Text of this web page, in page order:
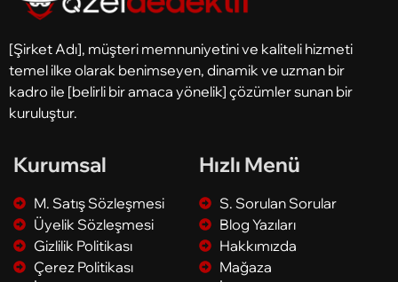
[Şirket Adı], müşteri memnuniyetini ve kaliteli hizmeti
temel ilke olarak benimseyen, dinamik ve uzman bir
kadro ile [belirli bir amaca yönelik] çözümler sunan bir
kuruluştur.
Kurumsal
M. Satış Sözleşmesi
Üyelik Sözleşmesi
Gizlilik Politikası
Çerez Politikası
Hızlı Menü
S. Sorulan Sorular
Blog Yazıları
Hakkımızda
Mağaza